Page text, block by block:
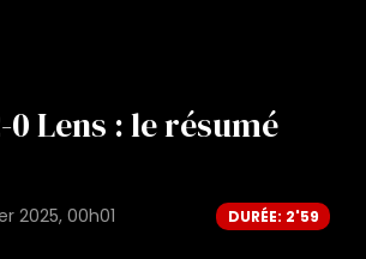
0 Lens : le résumé
2025, 00h01 DURÉE: 2'59